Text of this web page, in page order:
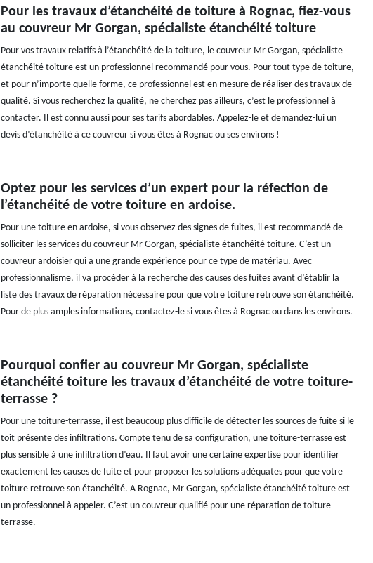
Pour les travaux d’étanchéité de toiture à Rognac, fiez-vous
au couvreur Mr Gorgan, spécialiste étanchéité toiture
Pour vos travaux relatifs à l’étanchéité de la toiture, le couvreur Mr Gorgan, spécialiste
étanchéité toiture est un professionnel recommandé pour vous. Pour tout type de toiture,
et pour n’importe quelle forme, ce professionnel est en mesure de réaliser des travaux de
qualité. Si vous recherchez la qualité, ne cherchez pas ailleurs, c’est le professionnel à
contacter. Il est connu aussi pour ses tarifs abordables. Appelez-le et demandez-lui un
devis d’étanchéité à ce couvreur si vous êtes à Rognac ou ses environs !
Optez pour les services d’un expert pour la réfection de
l’étanchéité de votre toiture en ardoise.
Pour une toiture en ardoise, si vous observez des signes de fuites, il est recommandé de
solliciter les services du couvreur Mr Gorgan, spécialiste étanchéité toiture. C’est un
couvreur ardoisier qui a une grande expérience pour ce type de matériau. Avec
professionnalisme, il va procéder à la recherche des causes des fuites avant d’établir la
liste des travaux de réparation nécessaire pour que votre toiture retrouve son étanchéité.
Pour de plus amples informations, contactez-le si vous êtes à Rognac ou dans les environs.
Pourquoi confier au couvreur Mr Gorgan, spécialiste
étanchéité toiture les travaux d’étanchéité de votre toiture-
terrasse ?
Pour une toiture-terrasse, il est beaucoup plus difficile de détecter les sources de fuite si le
toit présente des infiltrations. Compte tenu de sa configuration, une toiture-terrasse est
plus sensible à une infiltration d’eau. Il faut avoir une certaine expertise pour identifier
exactement les causes de fuite et pour proposer les solutions adéquates pour que votre
toiture retrouve son étanchéité. A Rognac, Mr Gorgan, spécialiste étanchéité toiture est
un professionnel à appeler. C’est un couvreur qualifié pour une réparation de toiture-
terrasse.